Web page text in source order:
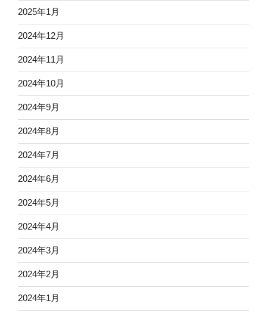
2025年1月
2024年12月
2024年11月
2024年10月
2024年9月
2024年8月
2024年7月
2024年6月
2024年5月
2024年4月
2024年3月
2024年2月
2024年1月